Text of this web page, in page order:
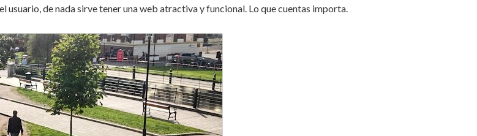
usuario, de nada sirve tener una web atractiva y funcional. Lo que cuentas importa.